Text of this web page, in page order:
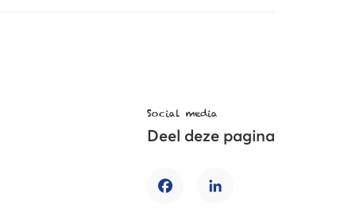
Social media
Deel deze pagina
FacebookLinkedIn